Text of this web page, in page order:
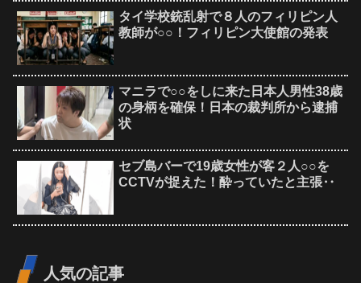
タイ学校銃乱射で８人のフィリピン人
教師が○○！フィリピン大使館の発表
マニラで○○をしに来た日本人男性38歳
の身柄を確保！日本の裁判所から逮捕
状
セブ島バーで19歳女性が客２人○○を
CCTVが捉えた！酔っていたと主張‥
人気の記事